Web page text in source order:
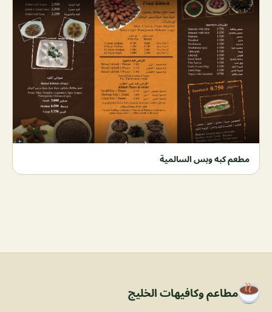
مطعم كبه وبس السالمية
مطاعم وكافيهات الخليج